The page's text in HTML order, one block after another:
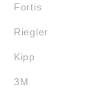
Fortis
Riegler
Kipp
3M